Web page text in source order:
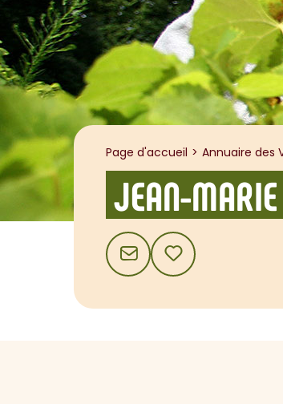
Page d'accueil Annuaire des
JEAN-MARIE
CONTACTAJOUTER AUX